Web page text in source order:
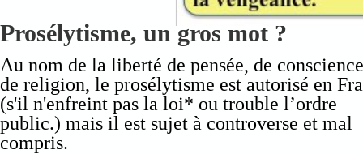
Prosélytisme, un gros mot ?
Au nom de la liberté de pensée, de
de religion, le prosélytisme est autorisé en
(s'il n'enfreint pas la loi* ou trouble l’ordre
public.) mais il est sujet à controverse et mal
compris.